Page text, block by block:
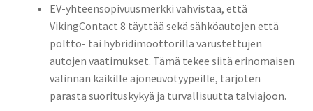
EV-yhteensopivuusmerkki vahvistaa, että
VikingContact 8 täyttää sekä sähköautojen että
poltto- tai hybridimoottorilla varustettujen
autojen vaatimukset. Tämä tekee siitä erinomaisen
valinnan kaikille ajoneuvotyypeille, tarjoten
parasta suorituskykyä ja turvallisuutta talviajoon.